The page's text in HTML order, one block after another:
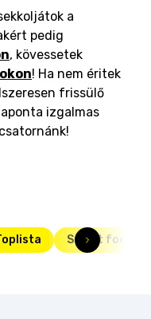
a
pedig
, kövessetek
! Ha nem éritek
frissülő
izgalmas
Street food